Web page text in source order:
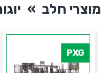
מוצרי חלב »
PXG